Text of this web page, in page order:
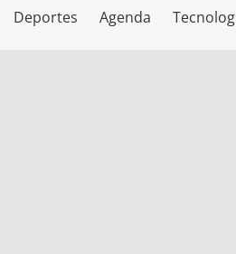
Deportes Agenda